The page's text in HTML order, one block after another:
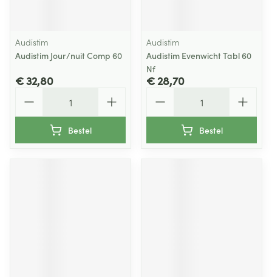
Audistim
Audistim Jour/nuit Comp 60
€ 32,80
Bestel
Audistim
Audistim Evenwicht Tabl 60
Nf
€ 28,70
Bestel